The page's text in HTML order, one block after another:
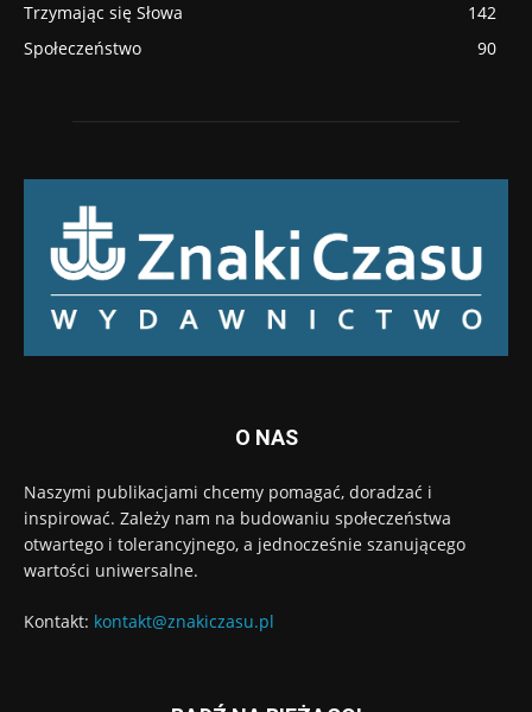
Trzymając się Słowa
142
Społeczeństwo
90
O NAS
Naszymi publikacjami chcemy pomagać, doradzać i
inspirować. Zależy nam na budowaniu społeczeństwa
otwartego i tolerancyjnego, a jednocześnie szanującego
wartości uniwersalne.
Kontakt: kontakt@znakiczasu.pl